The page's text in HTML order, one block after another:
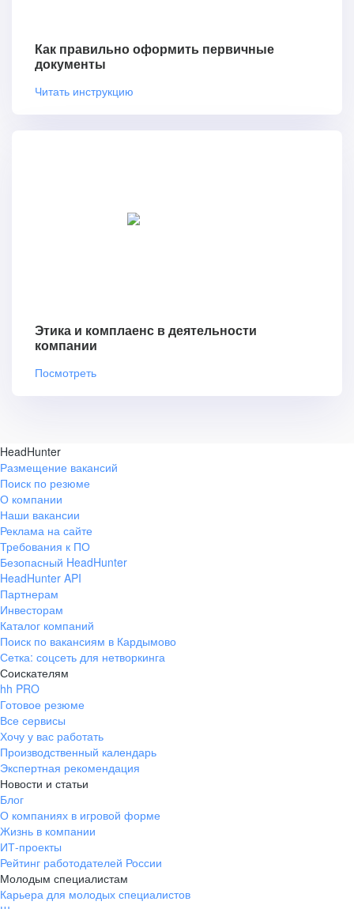
Как правильно оформить первичные
документы
Читать инструкцию
Этика и комплаенс в деятельности
компании
Посмотреть
HeadHunter
Размещение вакансий
Поиск по резюме
О компании
Наши вакансии
Реклама на сайте
Требования к ПО
Безопасный HeadHunter
HeadHunter API
Партнерам
Инвесторам
Каталог компаний
Поиск по вакансиям в Кардымово
Сетка: соцсеть для нетворкинга
Соискателям
hh PRO
Готовое резюме
Все сервисы
Хочу у вас работать
Производственный календарь
Экспертная рекомендация
Новости и статьи
Блог
О компаниях в игровой форме
Жизнь в компании
ИТ-проекты
Рейтинг работодателей России
Молодым специалистам
Карьера для молодых специалистов